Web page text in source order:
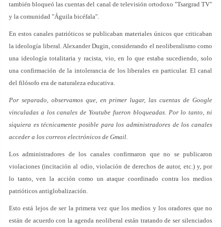
también bloqueó las cuentas del canal de televisión ortodoxo "Tsargrad TV"
y la comunidad "Águila bicéfala".
En estos canales patrióticos se publicaban materiales únicos que criticaban
la ideología liberal. Alexander Dugin, considerando el neoliberalismo como
una ideología totalitaria y racista, vio, en lo que estaba sucediendo, solo
una confirmación de la intolerancia de los liberales en particular. El canal
del filósofo era de naturaleza educativa.
Por separado, observamos que, en primer lugar, las cuentas de Google
vinculadas a los canales de Youtube fueron bloqueadas. Por lo tanto, ni
siquiera es técnicamente posible para los administradores de los canales
acceder a los correos electrónicos de Gmail.
Los administradores de los canales confirmaron que no se publicaron
violaciones (incitación al odio, violación de derechos de autor, etc.) y, por
lo tanto, ven la acción como un ataque coordinado contra los medios
patrióticos antiglobalización.
Esto está lejos de ser la primera vez que los medios y los oradores que no
están de acuerdo con la agenda neoliberal están tratando de ser silenciados